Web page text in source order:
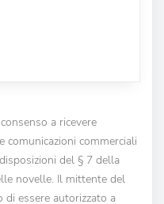
a ricevere
commerciali
del § 7 della
novelle. Il mittente del
di essere autorizzato a